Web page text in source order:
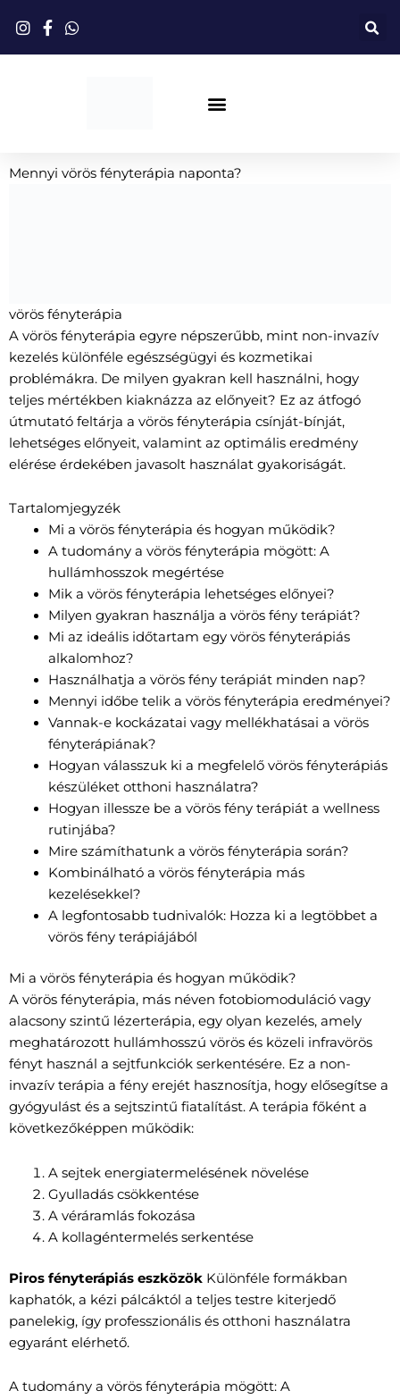
tartalomhoz
Mennyi vörös fényterápia naponta?
vörös fényterápia
A vörös fényterápia egyre népszerűbb, mint non-invazív
kezelés különféle egészségügyi és kozmetikai
problémákra. De milyen gyakran kell használni, hogy
teljes mértékben kiaknázza az előnyeit? Ez az átfogó
útmutató feltárja a vörös fényterápia csínját-bínját,
lehetséges előnyeit, valamint az optimális eredmény
elérése érdekében javasolt használat gyakoriságát.
Tartalomjegyzék
Mi a vörös fényterápia és hogyan működik?
A tudomány a vörös fényterápia mögött: A
hullámhosszok megértése
Mik a vörös fényterápia lehetséges előnyei?
Milyen gyakran használja a vörös fény terápiát?
Mi az ideális időtartam egy vörös fényterápiás
alkalomhoz?
Használhatja a vörös fény terápiát minden nap?
Mennyi időbe telik a vörös fényterápia eredményei?
Vannak-e kockázatai vagy mellékhatásai a vörös
fényterápiának?
Hogyan válasszuk ki a megfelelő vörös fényterápiás
készüléket otthoni használatra?
Hogyan illessze be a vörös fény terápiát a wellness
rutinjába?
Mire számíthatunk a vörös fényterápia során?
Kombinálható a vörös fényterápia más
kezelésekkel?
A legfontosabb tudnivalók: Hozza ki a legtöbbet a
vörös fény terápiájából
Mi a vörös fényterápia és hogyan működik?
A vörös fényterápia, más néven fotobiomoduláció vagy
alacsony szintű lézerterápia, egy olyan kezelés, amely
meghatározott hullámhosszú vörös és közeli infravörös
fényt használ a sejtfunkciók serkentésére. Ez a non-
invazív terápia a fény erejét hasznosítja, hogy elősegítse a
gyógyulást és a sejtszintű fiatalítást. A terápia főként a
következőképpen működik:
A sejtek energiatermelésének növelése
Gyulladás csökkentése
A véráramlás fokozása
A kollagéntermelés serkentése
Piros fényterápiás eszközök Különféle formákban
kaphatók, a kézi pálcáktól a teljes testre kiterjedő
panelekig, így professzionális és otthoni használatra
egyaránt elérhető.
A tudomány a vörös fényterápia mögött: A